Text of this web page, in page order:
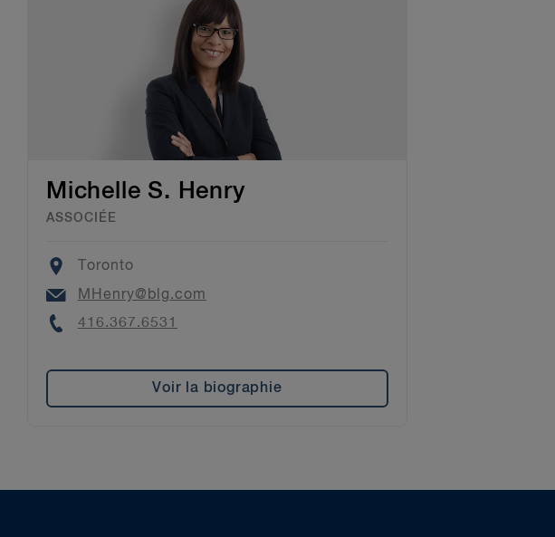
Michelle S. Henry
ASSOCIÉE
Location
Toronto
Email
MHenry@blg.com
Phone
416.367.6531
Voir la biographie